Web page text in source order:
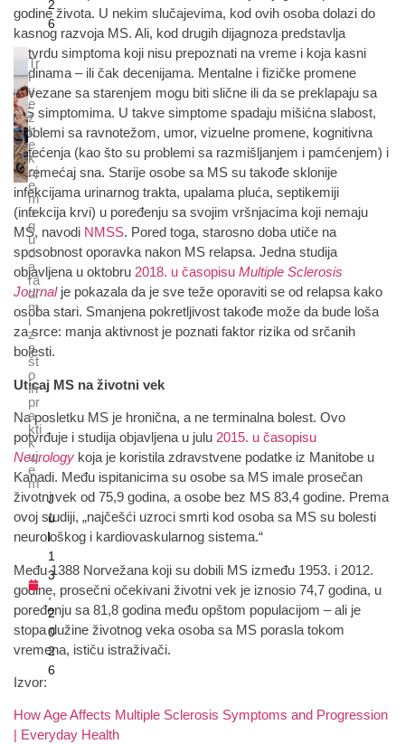
godine života. U nekim slučajevima, kod ovih osoba dolazi do
kasnog razvoja MS. Ali, kod drugih dijagnoza predstavlja
potvrdu simptoma koji nisu prepoznati na vreme i koja kasni
godinama – ili čak decenijama. Mentalne i fizičke promene
povezane sa starenjem mogu biti slične ili da se preklapaju sa
MS simptomima. U takve simptome spadaju mišićna slabost,
problemi sa ravnotežom, umor, vizuelne promene, kognitivna
oštećenja (kao što su problemi sa razmišljanjem i pamćenjem) i
poremećaj sna. Starije osobe sa MS su takođe sklonije
infekcijama urinarnog trakta, upalama pluća, septikemiji
(infekcija krvi) u poređenju sa svojim vršnjacima koji nemaju
MS, navodi NMSS. Pored toga, starosno doba utiče na
sposobnost oporavka nakon MS relapsa. Jedna studija
objavljena u oktobru 2018. u časopisu Multiple Sclerosis
Journalje pokazala da je sve teže oporaviti se od relapsa kako
osoba stari. Smanjena pokretljivost takođe može da bude loša
za srce: manja aktivnost je poznati faktor rizika od srčanih
bolesti.
Uticaj MS na životni vek
Na posletku MS je hronična, a ne terminalna bolest. Ovo
potvrđuje i studija objavljena u julu 2015. u časopisu
Neurology koja je koristila zdravstvene podatke iz Manitobe u
Kanadi. Među ispitanicima su osobe sa MS imale prosečan
životni vek od 75,9 godina, a osobe bez MS 83,4 godine. Prema
ovoj studiji, „najčešći uzroci smrti kod osoba sa MS su bolesti
neurološkog i kardiovaskularnog sistema.“
Među 1388 Norvežana koji su dobili MS između 1953. i 2012.
godine, prosečni očekivani životni vek je iznosio 74,7 godina, u
poređenju sa 81,8 godina među opštom populacijom – ali je
stopa dužine životnog veka osoba sa MS porasla tokom
vremena, ističu istraživači.
Izvor:
How Age Affects Multiple Sclerosis Symptoms and Progression
| Everyday Health
2
6
Tr
i
v
e
ž
b
e
k
oj
e
m
o
g
u
d
a
ra
di
m
i
z
a
št
o
ih
pr
a
kti
k
uj
e
m
J
u
l
1
3
,
2
0
2
6